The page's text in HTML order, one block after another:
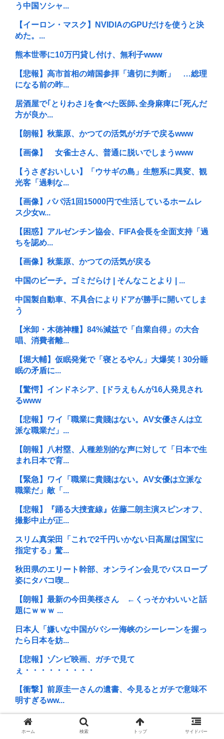
う中国ソシャ...
【イーロン・マスク】NVIDIAのGPUだけを使うと決
めた。...
熊本世帯に10万円貸し付け、無利子www
【悲報】高市首相の靖国参拝「適切に判断」 …総理
になる前の昨...
居酒屋で｢とりわさ｣を食べた医師､全身麻痺に｢死んだ
方が良か...
【朗報】秋葉原、かつての活気がガチで戻るwww
【画像】 女雀士さん、普通に脱いでしまうwww
【うさぎおいしい】「ウサギの島」生態系に異変、観
光客「過剰な...
【画像】パパ活1回15000円で生活しているホームレ
ス少女w...
【困惑】アルゼンチン協会、FIFA会長を全面支持「過
ちを認め...
【画像】秋葉原、かつての活気が戻る
中国のビーチ。ゴミだらけ | そんなことより | ...
中国製自動車、不具合によりドアが勝手に開いてしま
う
【米卸・木徳神糧】84%減益で「自業自得」の大合
唱、消費者離...
【堀大輔】仮眠発覚で「寝とるやん」大爆笑！30分睡
眠の矛盾に...
【驚愕】インドネシア、[ドラえもんが16人発見され
るwww
【悲報】ワイ「職業に貴賤はない。AV女優さんは立
派な職業だ」...
【朗報】八村塁、人種差別的な声に対して「日本で生
まれ日本で育...
【緊急】ワイ「職業に貴賤はない。AV女優は立派な
職業だ」敵「...
【悲報】『踊る大捜査線』佐藤二朗主演スピンオフ、
撮影中止が正...
スリム真栄田「これで2千円いかない日高屋は国宝に
指定する」驚...
秋田県のエリート幹部、オンライン会見でバスローブ
姿にタバコ喫...
【朗報】最新の今田美桜さん ←くっそかわいいと話
題にｗｗｗ ...
日本人「嫌いな中国がバシー海峡のシーレーンを握っ
たら日本を妨...
【悲報】ゾンビ映画、ガチで見て
ぇ・・・・・・・・・
【衝撃】前原圭一さんの遺書、今見るとガチで意味不
明すぎるww...
【悲報】お前の親「施設には絶対に入らない、お前が
面倒見ろ」←...
ホーム 検索 トップ サイドバー